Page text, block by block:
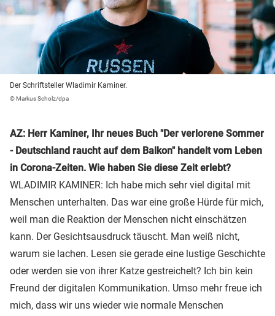
Der Schriftsteller Wladimir Kaminer.
© Markus Scholz/dpa
AZ: Herr Kaminer, Ihr neues Buch "Der verlorene Sommer
- Deutschland raucht auf dem Balkon" handelt vom Leben
in Corona-Zeiten. Wie haben Sie diese Zeit erlebt?
WLADIMIR KAMINER: Ich habe mich sehr viel digital mit
Menschen unterhalten. Das war eine große Hürde für mich,
weil man die Reaktion der Menschen nicht einschätzen
kann. Der Gesichtsausdruck täuscht. Man weiß nicht,
warum sie lachen. Lesen sie gerade eine lustige Geschichte
oder werden sie von ihrer Katze gestreichelt? Ich bin kein
Freund der digitalen Kommunikation. Umso mehr freue ich
mich, dass wir uns wieder wie normale Menschen